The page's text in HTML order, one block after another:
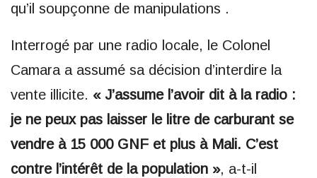
qu’il soupçonne de manipulations .
Interrogé par une radio locale, le Colonel
Camara a assumé sa décision d’interdire la
vente illicite. « J’assume l’avoir dit à la radio :
je ne peux pas laisser le litre de carburant se
vendre à 15 000 GNF et plus à Mali. C’est
contre l’intérêt de la population », a-t-il